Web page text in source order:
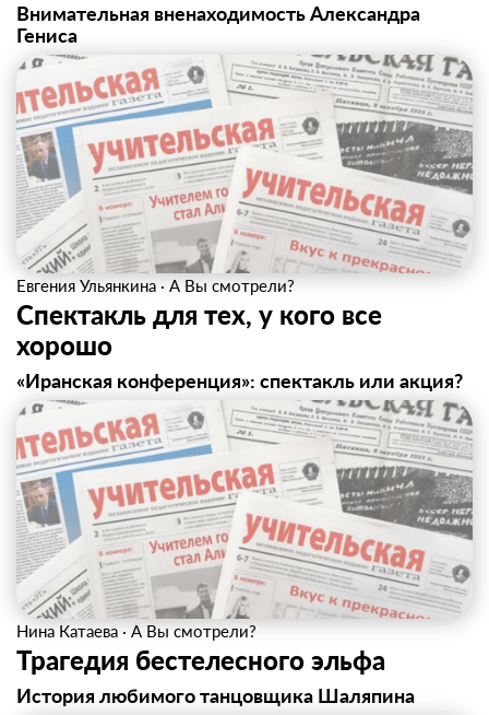
Внимательная вненаходимость Александра
Гениса
Евгения Ульянкина · А Вы смотрели?
Спектакль для тех, у кого все
хорошо
«Иранская конференция»: спектакль или акция?
Нина Катаева · А Вы смотрели?
Трагедия бестелесного эльфа
История любимого танцовщика Шаляпина